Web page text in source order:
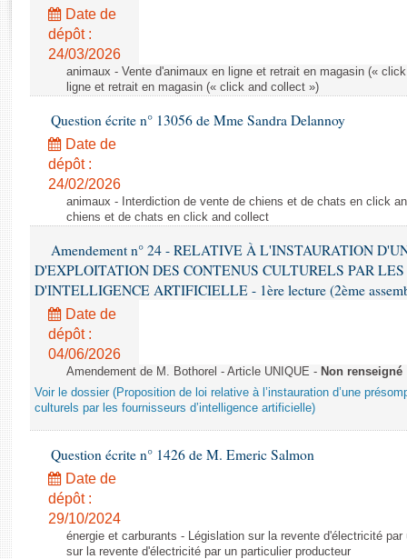
Rapports législatifs
Rapports sur l'application des lois
Baromètre de l’application des lois
Dossiers législatifs
Budget et sécurité sociale
Questions écrites et orales
Comptes rendus des débats
Date de
dépôt :
24/03/2026
animaux - Vente d'animaux en ligne et retrait en magasin («
ligne et retrait en magasin (« click and collect »)
Question écrite n° 13056 de Mme Sandra Delannoy
Date de
dépôt :
24/02/2026
animaux - Interdiction de vente de chiens et de chats en click
chiens et de chats en click and collect
Amendement n° 24 - RELATIVE À L'INSTAURATION
D'EXPLOITATION DES CONTENUS CULTURELS PAR LES
D'INTELLIGENCE ARTIFICIELLE - 1ère lecture (2ème
Date de
dépôt :
04/06/2026
Amendement de M. Bothorel - Article UNIQUE - Non renseigné
Voir le dossier (Proposition de loi relative à l’instauration d’une
culturels par les fournisseurs d’intelligence artificielle)
Question écrite n° 1426 de M. Emeric Salmon
Date de
dépôt :
29/10/2024
énergie et carburants - Législation sur la revente d'électricité
sur la revente d'électricité par un particulier producteur